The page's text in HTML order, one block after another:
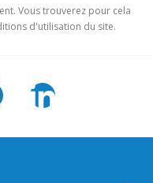
Vous trouverez pour cela
d'utilisation du site.
Instagram